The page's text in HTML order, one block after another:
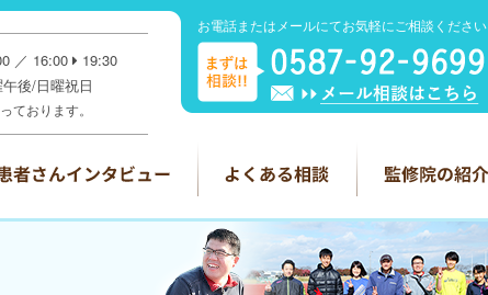
／ 16:00
19:30
午後/日曜祝日
ております。
お電話またはメールにてお気軽にご相談ください